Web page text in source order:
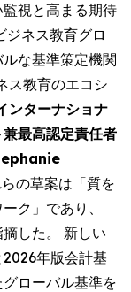
視と高まる期待
ジネス教育グロ
な基準策定機関
ス教育のエコシ
ンターナショナ
最高認定責任者
の草案は「質を
ク」であり、
した。 新しい
年版会計基
ローバル基準を